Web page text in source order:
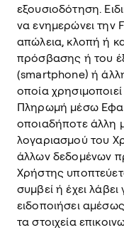
εξουσιοδότηση.
να ενημερώνει την
απώλεια, κλοπή ή
πρόσβασης ή του
(smartphone) ή
οποία
Πληρωμή μέσω
οποιαδήποτε άλλη
λογαριασμού του
άλλων δεδομένων
Χρήστης
συμβεί ή έχει
ειδοποιήσει
τα στοιχεία